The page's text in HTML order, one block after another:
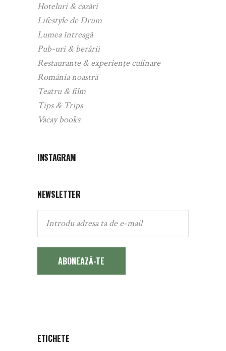
Hoteluri & cazări
Lifestyle de Drum
Lumea întreagă
Pub-uri & berării
Restaurante & experiențe culinare
România noastră
Teatru & film
Tips & Trips
Vacay books
INSTAGRAM
NEWSLETTER
ABONEAZĂ-TE
ETICHETE